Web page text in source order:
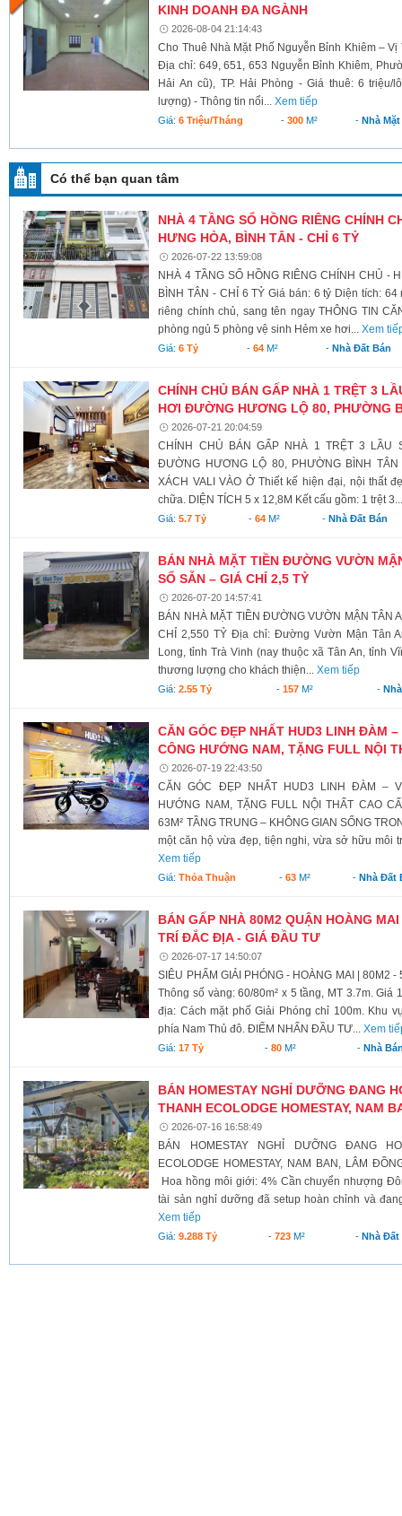
KINH DOANH ĐA NGÀNH
2026-08-04 21:14:43
Cho Thuê Nhà Mặt Phố Nguyễn Bỉnh Khiêm –
Địa chỉ: 649, 651, 653 Nguyễn Bỉnh Khiêm,
Hải An cũ), TP. Hải Phòng - Giá thuê: 6 triệu/
lượng) - Thông tin nổi...Xem tiếp
Giá:6 Triệu/tháng -300 M² - Nhà
Có thể bạn quan tâm
NHÀ 4 TẦNG SỔ HỒNG RIÊNG CHÍNH
HƯNG HÒA, BÌNH TÂN - CHỈ 6 TỶ
2026-07-22 13:59:08
NHÀ 4 TẦNG SỔ HỒNG RIÊNG CHÍNH CHỦ -
BÌNH TÂN - CHỈ 6 TỶ Giá bán: 6 tỷ Diện tích:
riêng chính chủ, sang tên ngay THÔNG TIN
phòng ngủ 5 phòng vệ sinh Hẻm xe hơi...Xem
Giá:6 Tỷ - 64M² -Nhà Đất Bán
CHÍNH CHỦ BÁN GẤP NHÀ 1 TRỆT 3
HƠI ĐƯỜNG HƯƠNG LỘ 80, PHƯỜNG
2026-07-21 20:04:59
CHÍNH CHỦ BÁN GẤP NHÀ 1 TRỆT 3 LẦU
ĐƯỜNG HƯƠNG LỘ 80, PHƯỜNG BÌNH
XÁCH VALI VÀO Ở Thiết kế hiện đại, nội thất
chữa. DIỆN TÍCH 5 x 12,8M Kết cấu gồm: 1 trệt
Giá:5.7 Tỷ -64 M² - Nhà Đất Bán
BÁN NHÀ MẶT TIỀN ĐƯỜNG VƯỜN
SỔ SẴN – GIÁ CHỈ 2,5 TỶ
2026-07-20 14:57:41
BÁN NHÀ MẶT TIỀN ĐƯỜNG VƯỜN MẬN TÂN
CHỈ 2,550 TỶ Địa chỉ: Đường Vườn Mận Tân
Long, tỉnh Trà Vinh (nay thuộc xã Tân An, tỉnh
thương lượng cho khách thiện...Xem tiếp
Giá:2.55 Tỷ - 157M² -
CĂN GÓC ĐẸP NHẤT HUD3 LINH ĐÀM –
CÔNG HƯỚNG NAM, TẶNG FULL NỘI
2026-07-19 22:43:50
CĂN GÓC ĐẸP NHẤT HUD3 LINH ĐÀM –
HƯỚNG NAM, TẶNG FULL NỘI THẤT CAO
63M² TẦNG TRUNG – KHÔNG GIAN SỐNG
một căn hộ vừa đẹp, tiện nghi, vừa sở hữu môi
Xem tiếp
Giá:Thỏa Thuận - 63M² -Nhà Đất
BÁN GẤP NHÀ 80M2 QUẬN HOÀNG
TRÍ ĐẮC ĐỊA - GIÁ ĐẦU TƯ
2026-07-17 14:50:07
SIÊU PHẨM GIẢI PHÓNG - HOÀNG MAI | 80M2
Thông số vàng: 60/80m² x 5 tầng, MT 3.7m.
địa: Cách mặt phố Giải Phóng chỉ 100m. Khu
phía Nam Thủ đô. ĐIỂM NHẤN ĐẦU TƯ...Xem
Giá:17 Tỷ -80 M² - Nhà
BÁN HOMESTAY NGHỈ DƯỠNG ĐANG
THANH ECOLODGE HOMESTAY, NAM
2026-07-16 16:58:49
BÁN HOMESTAY NGHỈ DƯỠNG ĐANG
ECOLODGE HOMESTAY, NAM BAN, LÂM
Hoa hồng môi giới: 4% Cần chuyển nhượng
tài sản nghỉ dưỡng đã setup hoàn chỉnh và
Xem tiếp
Giá:9.288 Tỷ - 723M² - Nhà Đất